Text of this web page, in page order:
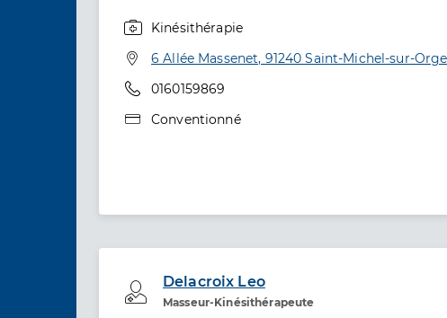
Kinésithérapie
Adresse
6 Allée Massenet, 91240 Saint-Michel-sur-Orge
Téléphone
0160159869
Type de convention
Conventionné
Delacroix Leo
Masseur-Kinésithérapeute
Professionel de santé